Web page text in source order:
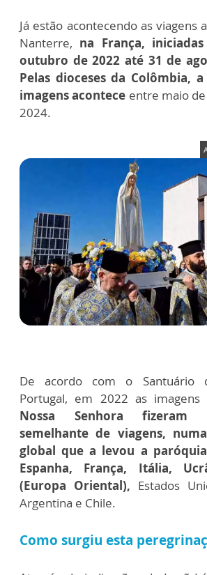
Já estão acontecendo as viagens
Nanterre, na França,
outubro de 2022 até 31 de
Pelas dioceses da Colômbia,
imagens acontece entre maio
2024.
De acordo com o Santuário
Portugal, em 2022 as imagens
Nossa Senhora fizeram
semelhante de viagens,
global que a levou a
Espanha, França, Itália,
(Europa Oriental), Estados
Argentina e Chile.
Como surgiu esta